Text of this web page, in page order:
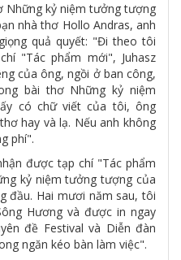
Những kỷ niệm tưởng tượng
nhà thơ Hollo Andras, anh
quả quyết: "Đi theo tôi
"Tác phẩm mới", Juhasz
của ông, ngồi ở ban công,
bài thơ Những kỷ niệm
có chữ viết của tôi, ông
hay và lạ. Nếu anh không
phí".
được tạp chí "Tác phẩm
kỷ niệm tưởng tượng của
đầu. Hai mươi năm sau, tôi
Hương và được in ngay
đề Festival và Diễn đàn
ngăn kéo bàn làm việc".